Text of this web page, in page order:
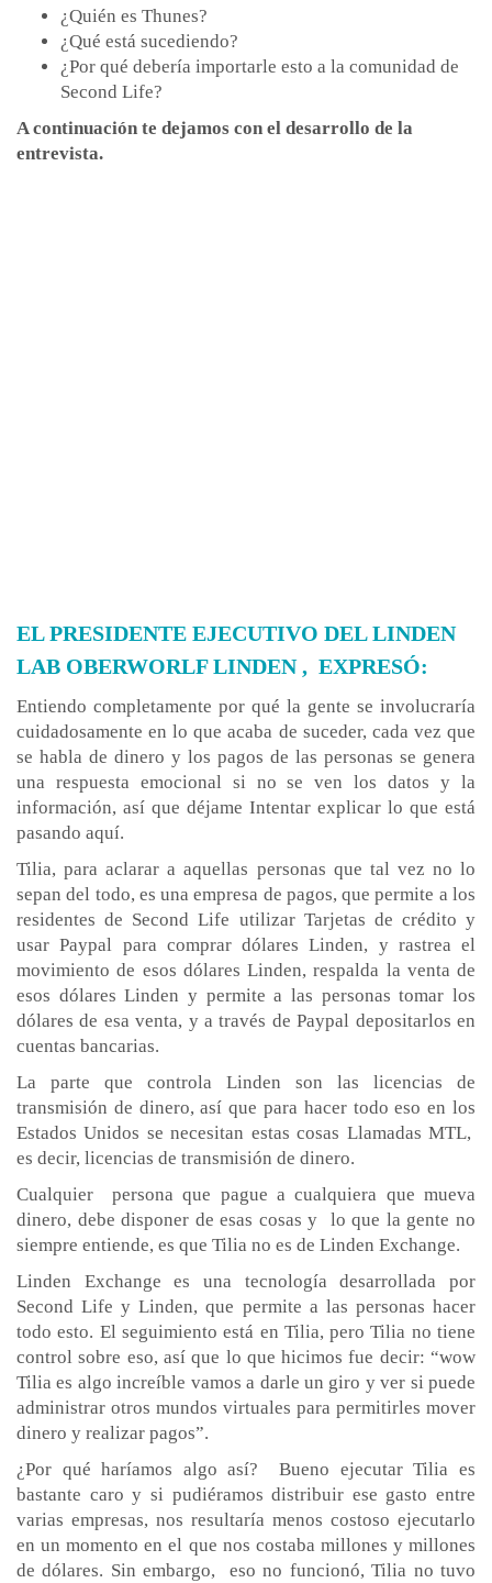
¿Quién es Thunes?
¿Qué está sucediendo?
¿Por qué debería importarle esto a la comunidad de
Second Life?
A continuación te dejamos con el desarrollo de la
entrevista.
EL PRESIDENTE EJECUTIVO DEL LINDEN
LAB OBERWORLF LINDEN , EXPRESÓ:
Entiendo completamente por qué la gente se involucraría
cuidadosamente en lo que acaba de suceder, cada vez que
se habla de dinero y los pagos de las personas se genera
una respuesta emocional si no se ven los datos y la
información, así que déjame Intentar explicar lo que está
pasando aquí.
Tilia, para aclarar a aquellas personas que tal vez no lo
sepan del todo, es una empresa de pagos, que permite a los
residentes de Second Life utilizar Tarjetas de crédito y
usar Paypal para comprar dólares Linden, y rastrea el
movimiento de esos dólares Linden, respalda la venta de
esos dólares Linden y permite a las personas tomar los
dólares de esa venta, y a través de Paypal depositarlos en
cuentas bancarias.
La parte que controla Linden son las licencias de
transmisión de dinero, así que para hacer todo eso en los
Estados Unidos se necesitan estas cosas Llamadas MTL,
es decir, licencias de transmisión de dinero.
Cualquier persona que pague a cualquiera que mueva
dinero, debe disponer de esas cosas y lo que la gente no
siempre entiende, es que Tilia no es de Linden Exchange.
Linden Exchange es una tecnología desarrollada por
Second Life y Linden, que permite a las personas hacer
todo esto. El seguimiento está en Tilia, pero Tilia no tiene
control sobre eso, así que lo que hicimos fue decir: “wow
Tilia es algo increíble vamos a darle un giro y ver si puede
administrar otros mundos virtuales para permitirles mover
dinero y realizar pagos”.
¿Por qué haríamos algo así? Bueno ejecutar Tilia es
bastante caro y si pudiéramos distribuir ese gasto entre
varias empresas, nos resultaría menos costoso ejecutarlo
en un momento en el que nos costaba millones y millones
de dólares. Sin embargo, eso no funcionó, Tilia no tuvo